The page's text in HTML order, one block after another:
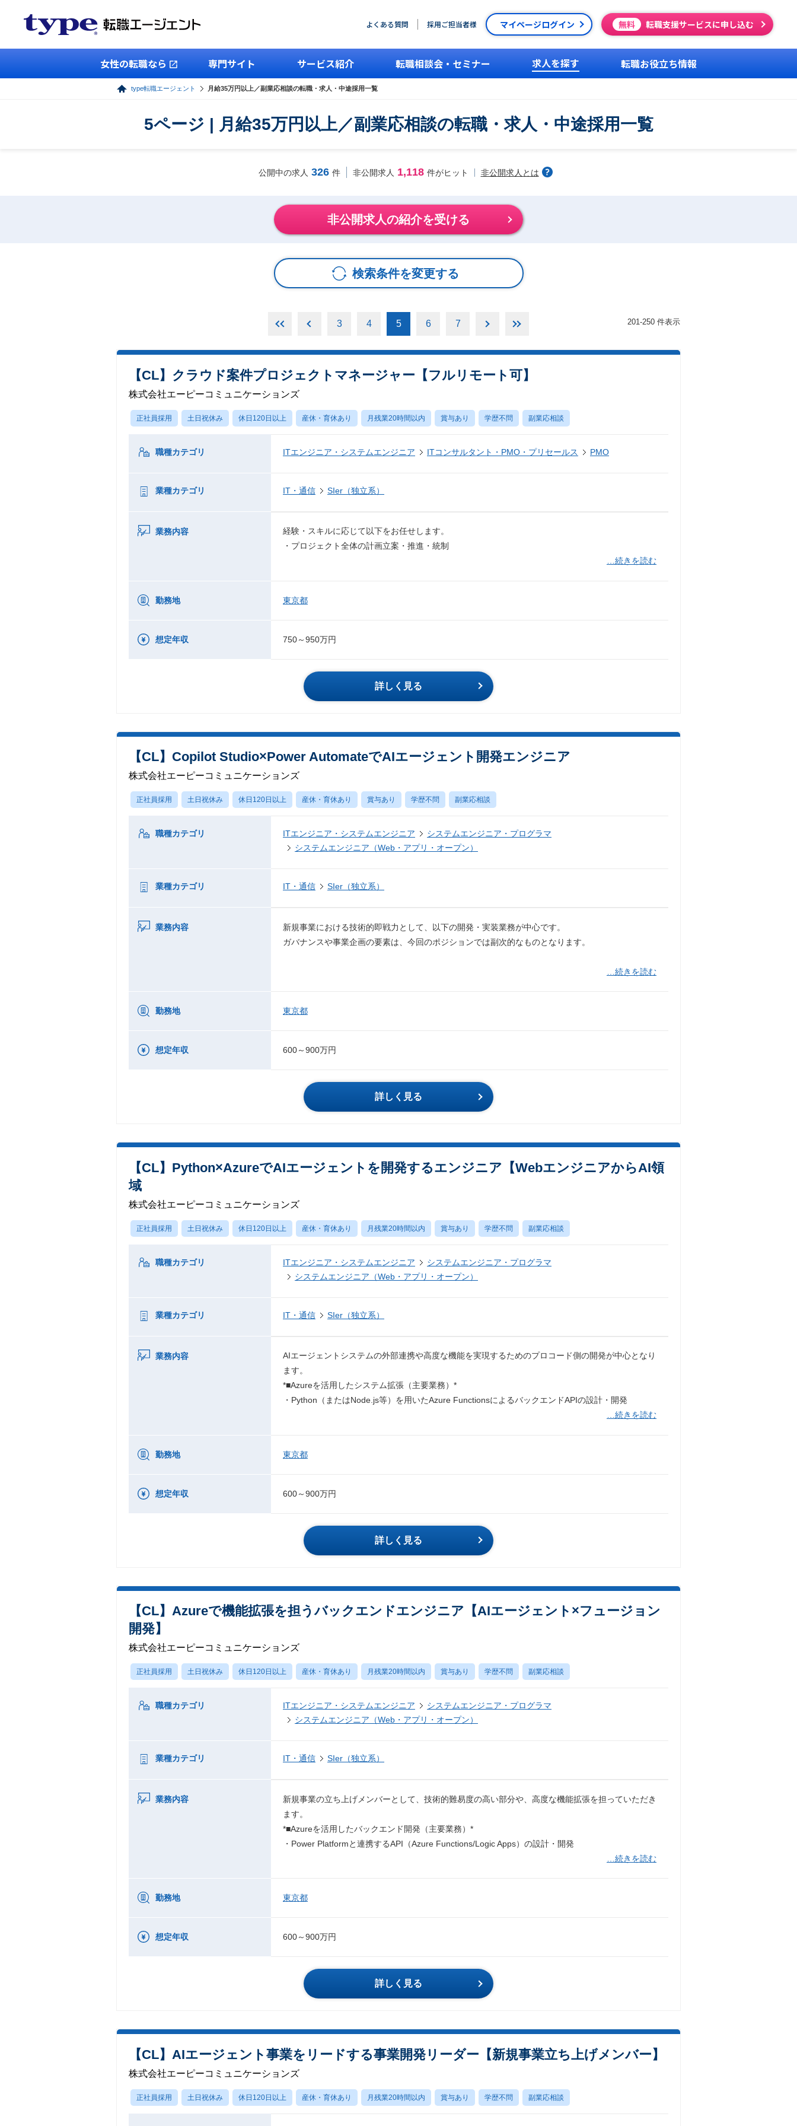
よくある質問 採用ご担当者様 マイページログイン 無料 転職支援サービスに申し込む
女性の転職なら 専門サイト サービス紹介 転職相談会・セミナー 求人を探す 転職お役立ち情報
type転職エージェント 月給35万円以上／副業応相談の転職・求人・中途採用一覧
5ページ | 月給35万円以上／副業応相談の転職・求人・中途採用一覧
公開中の求人 326 件 非公開求人 1,118 件がヒット 非公開求人とは
非公開求人の紹介を受ける
検索条件を変更する
3 4 5 6 7 201-250 件表示
【CL】クラウド案件プロジェクトマネージャー【フルリモート可】
株式会社エーピーコミュニケーションズ
正社員採用 土日祝休み 休日120日以上 産休・育休あり 月残業20時間以内 賞与あり 学歴不問 副業応相談
職種カテゴリ ITエンジニア・システムエンジニア ITコンサルタント・PMO・プリセールス PMO
業種カテゴリ IT・通信 SIer（独立系）
業務内容
経験・スキルに応じて以下をお任せします。
・プロジェクト全体の計画立案・推進・統制
…続きを読む
勤務地 東京都
想定年収 750～950万円
詳しく見る
【CL】Copilot Studio×Power AutomateでAIエージェント開発エンジニア
株式会社エーピーコミュニケーションズ
正社員採用 土日祝休み 休日120日以上 産休・育休あり 賞与あり 学歴不問 副業応相談
職種カテゴリ ITエンジニア・システムエンジニア
システムエンジニア・プログラマ
システムエンジニア（Web・アプリ・オープン）
業種カテゴリ IT・通信 SIer（独立系）
業務内容
新規事業における技術的即戦力として、以下の開発・実装業務が中心です。
ガバナンスや事業企画の要素は、今回のポジションでは副次的なものとなります。
…続きを読む
勤務地 東京都
想定年収 600～900万円
詳しく見る
【CL】Python×AzureでAIエージェントを開発するエンジニア【WebエンジニアからAI領
域
株式会社エーピーコミュニケーションズ
正社員採用 土日祝休み 休日120日以上 産休・育休あり 月残業20時間以内 賞与あり 学歴不問 副業応相談
職種カテゴリ ITエンジニア・システムエンジニア
システムエンジニア・プログラマ
システムエンジニア（Web・アプリ・オープン）
業種カテゴリ IT・通信 SIer（独立系）
業務内容
AIエージェントシステムの外部連携や高度な機能を実現するためのプロコード側の開発が中心となり
ます。
*■Azureを活用したシステム拡張（主要業務）*
・Python（またはNode.js等）を用いたAzure FunctionsによるバックエンドAPIの設計・開発
…続きを読む
勤務地 東京都
想定年収 600～900万円
詳しく見る
【CL】Azureで機能拡張を担うバックエンドエンジニア【AIエージェント×フュージョン
開発】
株式会社エーピーコミュニケーションズ
正社員採用 土日祝休み 休日120日以上 産休・育休あり 月残業20時間以内 賞与あり 学歴不問 副業応相談
職種カテゴリ ITエンジニア・システムエンジニア
システムエンジニア・プログラマ
システムエンジニア（Web・アプリ・オープン）
業種カテゴリ IT・通信 SIer（独立系）
業務内容
新規事業の立ち上げメンバーとして、技術的難易度の高い部分や、高度な機能拡張を担っていただき
ます。
*■Azureを活用したバックエンド開発（主要業務）*
・Power Platformと連携するAPI（Azure Functions/Logic Apps）の設計・開発
…続きを読む
勤務地 東京都
想定年収 600～900万円
詳しく見る
【CL】AIエージェント事業をリードする事業開発リーダー【新規事業立ち上げメンバー】
株式会社エーピーコミュニケーションズ
正社員採用 土日祝休み 休日120日以上 産休・育休あり 月残業20時間以内 賞与あり 学歴不問 副業応相談